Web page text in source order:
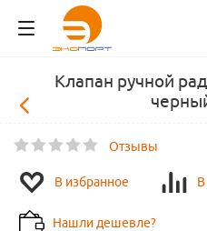
Клапан ручной
Отзывы
В избранное
Нашли дешевле?